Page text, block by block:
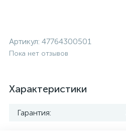
Артикул: 47764300501
Пока нет отзывов
Характеристики
Гарантия: